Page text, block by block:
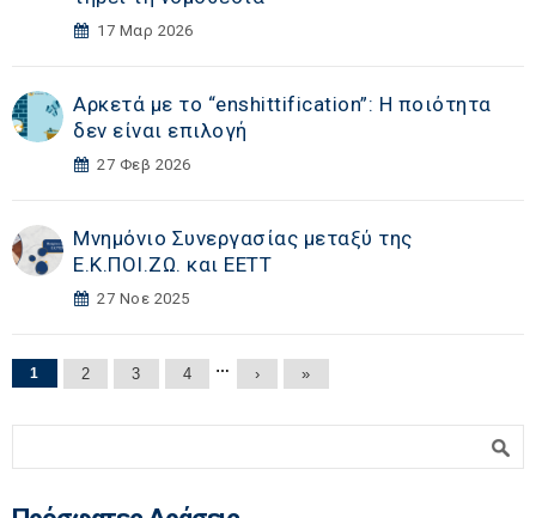
17 Μαρ 2026
Αρκετά με το “enshittification”: Η ποιότητα
δεν είναι επιλογή
27 Φεβ 2026
Μνημόνιο Συνεργασίας μεταξύ της
Ε.Κ.ΠΟΙ.ΖΩ. και ΕΕΤΤ
27 Νοε 2025
Σελίδες
1 2 3 4 … › »